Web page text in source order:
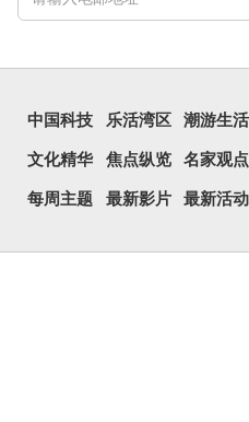
中国科技 乐活湾区 潮游生活
文化精华 焦点纵览 名家观点
每周主题 最新影片 最新活动